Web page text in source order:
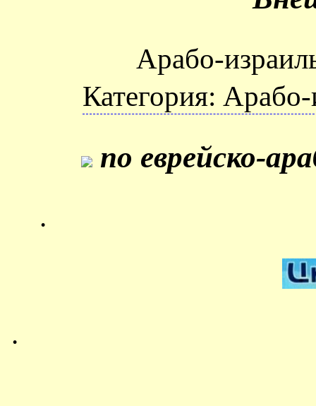
Арабо-
Категория:
по еврейско-
.
.